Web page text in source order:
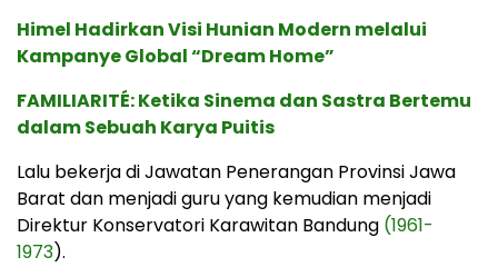
Himel Hadirkan Visi Hunian Modern melalui
Kampanye Global “Dream Home”
FAMILIARITÉ: Ketika Sinema dan Sastra Bertemu
dalam Sebuah Karya Puitis
Lalu bekerja di Jawatan Penerangan Provinsi Jawa
Barat dan menjadi guru yang kemudian menjadi
Direktur Konservatori Karawitan Bandung (1961-
1973).